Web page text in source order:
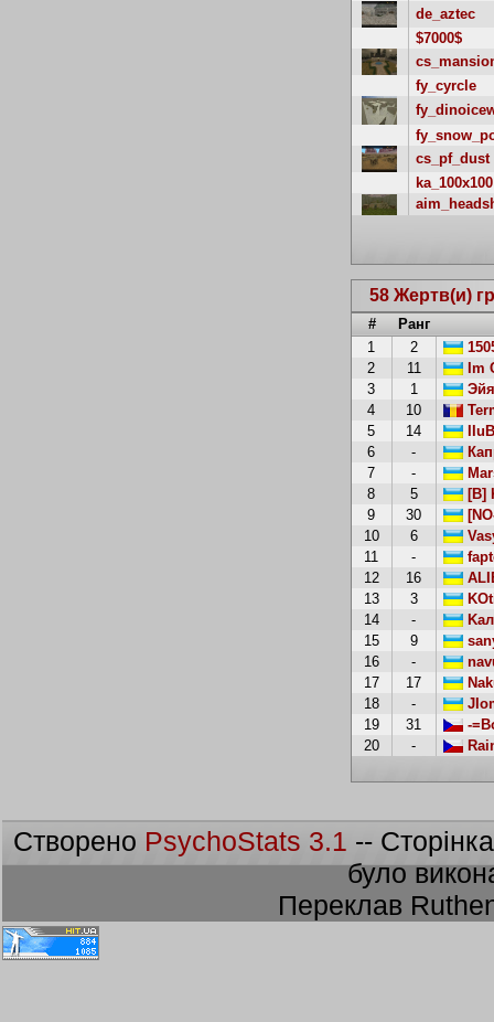
de_aztec
$7000$
fy_cyrcle
cs_pf_dust
ka_100x100
58 Жертв(и)
#
Ранг
1
2
2
11
Im
3
1
4
10
5
14
6
-
7
-
8
5
[B]
9
30
10
6
11
-
12
16
13
3
14
-
15
9
16
-
17
17
18
-
19
31
-
20
-
Створено PsychoStats 3.1 --
було
Переклав